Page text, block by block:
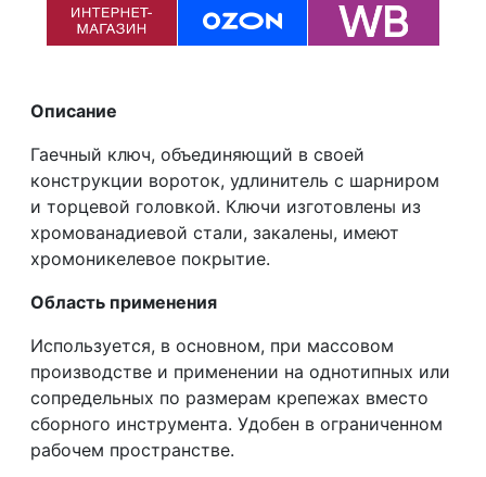
Описание
Гаечный ключ, объединяющий в своей
конструкции вороток, удлинитель с шарниром
и торцевой головкой. Ключи изготовлены из
хромованадиевой стали, закалены, имеют
хромоникелевое покрытие.
Область применения
Используется, в основном, при массовом
производстве и применении на однотипных или
сопредельных по размерам крепежах вместо
сборного инструмента. Удобен в ограниченном
рабочем пространстве.